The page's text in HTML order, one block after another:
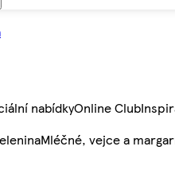
nabídkyOnline Club
Mléčné, vejce a